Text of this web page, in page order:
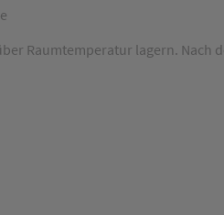
Raumtemperatur lagern. Nach